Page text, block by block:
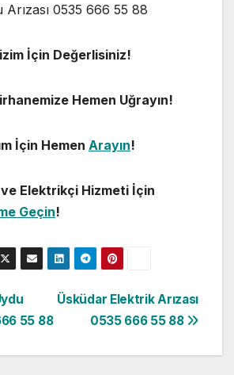
0535 666 55 88
İçin Değerlisiniz!
Hemen Uğrayın!
İçin Hemen Arayın!
Elektrikçi Hizmeti İçin
Geçin!
Üsküdar Elektrik Arızası
0535 666 55 88
55 88